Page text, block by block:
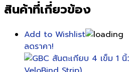
สินค้าที่เกี่ยวข้อง
Add to Wishlist
ลดราคา!